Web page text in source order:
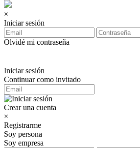
×
Iniciar sesión
Olvidé mi contraseña
Iniciar sesión
Continuar como invitado
Crear una cuenta
×
Registrarme
Soy persona
Soy empresa